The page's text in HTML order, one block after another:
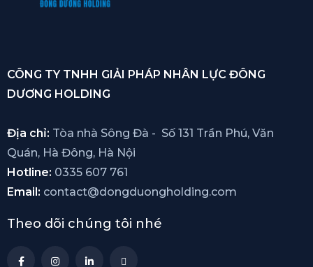
CÔNG TY TNHH GIẢI PHÁP NHÂN LỰC ĐÔNG
DƯƠNG HOLDING
Địa chỉ: Tòa nhà Sông Đà - Số 131 Trần Phú, Văn
Quán, Hà Đông, Hà Nội
Hotline: 0335 607 761
Email: contact@dongduongholding.com
Theo dõi chúng tôi nhé